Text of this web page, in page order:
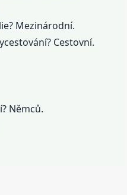
Mezinárodní.
Cestovní.
Němců.